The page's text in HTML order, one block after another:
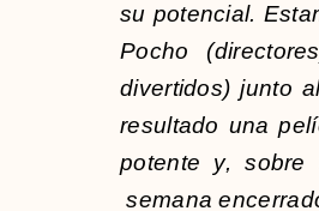
su potencial.
Pocho
divertidos) junto
resultado una
potente y,
semana